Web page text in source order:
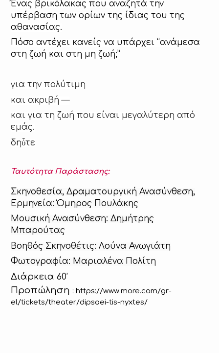
Ένας βρικόλακας που αναζητά την
υπέρβαση των ορίων της ίδιας του της
αθανασίας.
Πόσο αντέχει κανείς να υπάρχει “ανάμεσα
στη ζωή και στη μη ζωή;”
για την πολύτιμη
και ακριβή —
και για τη ζωή που είναι μεγαλύτερη από
εμάς.
δηὖτε
Ταυτότητα Παράστασης:
Σκηνοθεσία, Δραματουργική Ανασύνθεση,
Ερμηνεία: Όμηρος Πουλάκης
Μουσική Ανασύνθεση: Δημήτρης
Μπαρούτας
Βοηθός Σκηνοθέτις: Λούνα Ανωγιάτη
Φωτογραφία: Μαριαλένα Πολίτη
Διάρκεια 60’
Προπώληση :https://www.more.com/gr-
el/tickets/theater/dipsaei-tis-nyxtes/